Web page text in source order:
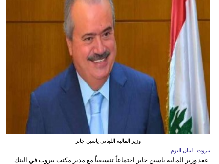
وزير المالية اللبناني ياسين جابر
بيروت ـ لبنان اليوم
عقد وزير المالية ياسين جابر اجتماعاً تنسيقياً مع مدير مكتب بيروت في البنك